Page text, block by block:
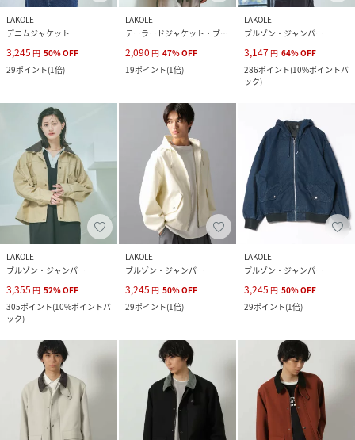
LAKOLE
デニムジャケット
3,245 円 50%OFF
29ポイント(1倍)
LAKOLE
テーラードジャケット・ブレザー
2,090 円 47%OFF
19ポイント(1倍)
LAKOLE
ブルゾン・ジャンパー
3,147 円 64%OFF
286ポイント(10%ポイントバ
ック)
LAKOLE
ブルゾン・ジャンパー
3,355 円 52%OFF
305ポイント(10%ポイントバ
ック)
LAKOLE
ブルゾン・ジャンパー
3,245 円 50%OFF
29ポイント(1倍)
LAKOLE
ブルゾン・ジャンパー
3,245 円 50%OFF
29ポイント(1倍)